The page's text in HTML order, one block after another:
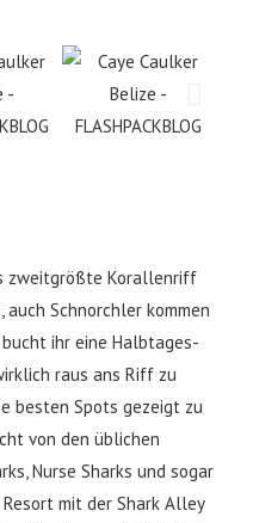
zweitgrößte Korallenriff
Schnorchler kommen
ihr eine Halbtages-
raus ans Riff zu
besten Spots gezeigt zu
von den üblichen
Nurse Sharks und sogar
mit der Shark Alley